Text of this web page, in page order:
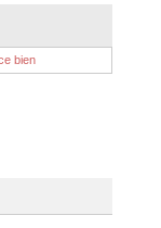
bien